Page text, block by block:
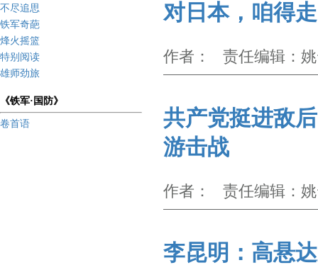
不尽追思
铁军奇葩
烽火摇篮
特别阅读
雄师劲旅
《铁军·国防》
卷首语
对日本，咱得
作者： 责任编辑：
共产党挺进敌
游击战
作者： 责任编辑：
李昆明：高悬